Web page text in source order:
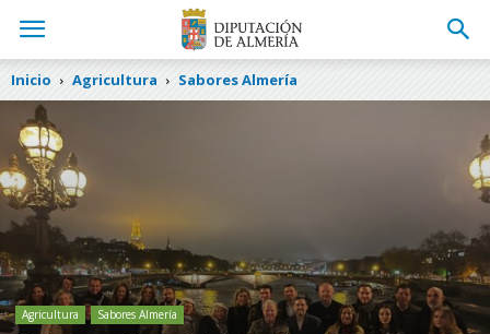
Inicio Agricultura Sabores Almería
Agricultura Sabores Almería